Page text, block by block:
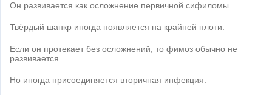
Он развивается как осложнение первичной сифиломы.
Твёрдый шанкр иногда появляется на крайней плоти.
Если он протекает без осложнений, то фимоз обычно не
развивается.
Но иногда присоединяется вторичная инфекция.